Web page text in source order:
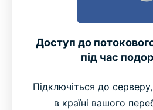
Доступ до
під час
Підключіться до
в країні вашого